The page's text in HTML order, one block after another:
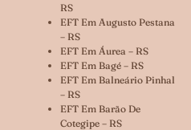
RS
EFT Em Augusto Pestana
– RS
EFT Em Áurea – RS
EFT Em Bagé – RS
EFT Em Balneário Pinhal
– RS
EFT Em Barão De
Cotegipe – RS